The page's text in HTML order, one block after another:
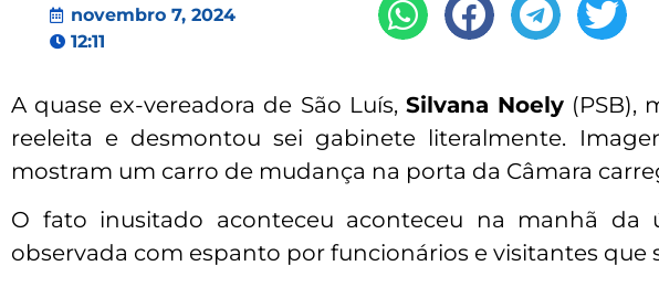
novembro 7, 2024
12:11
A quase ex-vereadora de São Luís, Silvana Noely(PSB),
reeleita e desmontou sei gabinete literalmente.
mostram um carro de mudança na porta da Câmara
O fato inusitado aconteceu aconteceu na manhã da
observada com espanto por funcionários e visitantes que